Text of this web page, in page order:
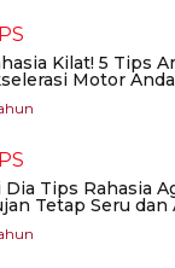
Kilat! 5 Tips
Motor Anda
Dia Tips Rahasia
Tetap Seru dan